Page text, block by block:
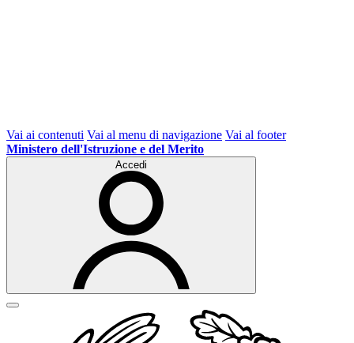
Vai ai contenuti Vai al menu di navigazione Vai al footer
Ministero dell'Istruzione e del Merito
Accedi